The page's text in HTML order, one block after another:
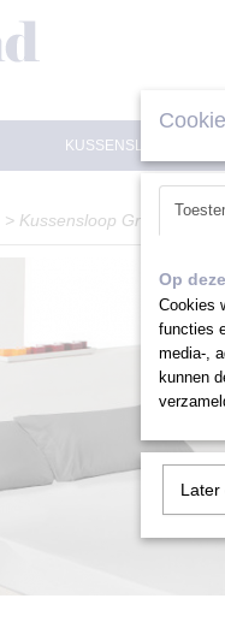
KUSSENSLOPEN
> Kussensloop Grijs 80 cm
Op
Cookies
functies
media-,
kunnen
Later